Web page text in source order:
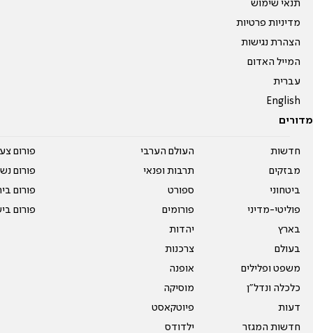
תנאי שימוש
מדיניות פרטיות
הצהרת נגישות
המייל האדום
עברית
English
מדורים
חדשות
מבזקים
ביטחוני
פוליטי-מדיני
בארץ
בעולם
משפט ופלילים
כלכלה ונדל"ן
דעות
חדשות המגזר
העולם הערבי
תרבות ופנאי
ספורט
פורומים
יהדות
צרכנות
אופנה
מוסיקה
פיוטקאסט
ילדודס
פורום
פורום
פורום
פורום